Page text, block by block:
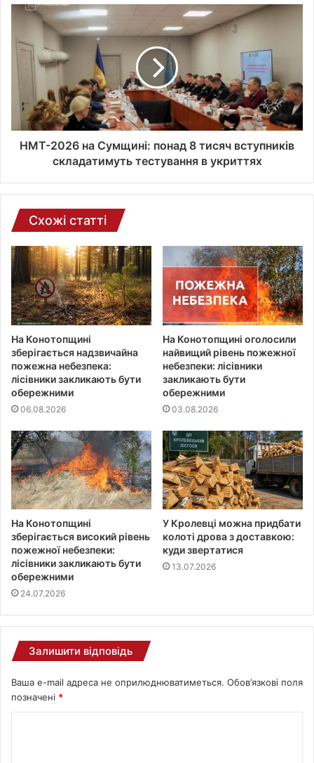
ш
и
НМТ-2026 на Сумщині: понад 8 тисяч вступників
складатимуть тестування в укриттях
Схожі статті
На Конотопщині
зберігається надзвичайна
пожежна небезпека:
лісівники закликають бути
обережними
06.08.2026
На Конотопщині оголосили
найвищий рівень пожежної
небезпеки: лісівники
закликають бути
обережними
03.08.2026
На Конотопщині
зберігається високий рівень
пожежної небезпеки:
лісівники закликають бути
обережними
24.07.2026
У Кролевці можна придбати
колоті дрова з доставкою:
куди звертатися
13.07.2026
Залишити відповідь
Ваша e-mail адреса не оприлюднюватиметься. Обов’язкові поля
позначені *